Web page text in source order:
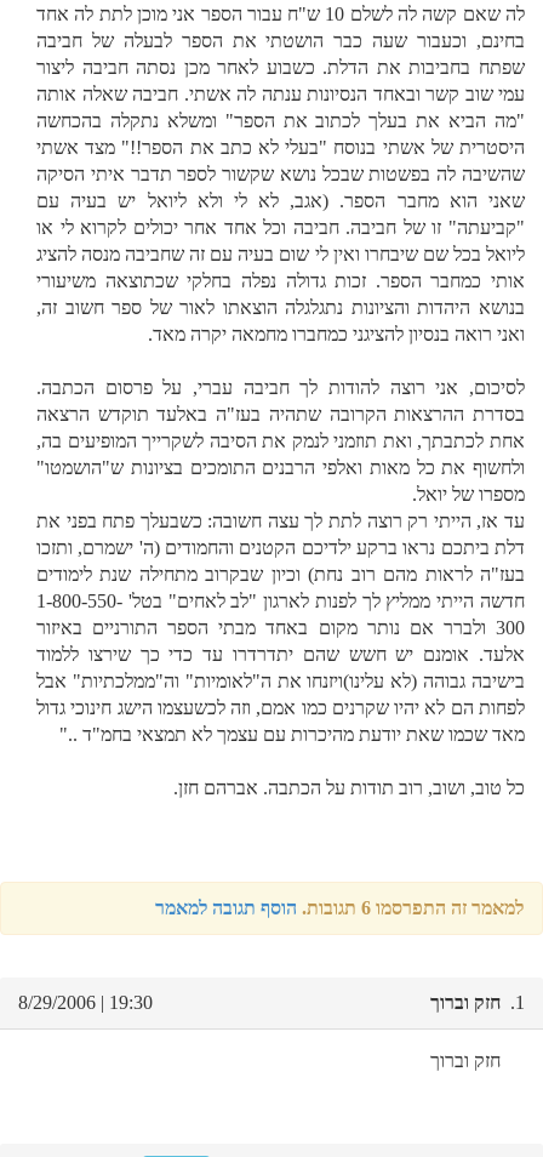
לה שאם קשה לה לשלם 10 ש"ח עבור הספר אני מוכן לתת לה אחד
בחינם, וכעבור שעה כבר הושטתי את הספר לבעלה של חביבה
שפתח בחביבות את הדלת. כשבוע לאחר מכן נסתה חביבה ליצור
עמי שוב קשר ובאחד הנסיונות ענתה לה אשתי. חביבה שאלה אותה
"מה הביא את בעלך לכתוב את הספר" ומשלא נתקלה בהכחשה
היסטרית של אשתי בנוסח "בעלי לא כתב את הספר!!" מצד אשתי
שהשיבה לה בפשטות שבכל נושא שקשור לספר תדבר איתי הסיקה
שאני הוא מחבר הספר. (אגב, לא לי ולא ליואל יש בעיה עם
"קביעתה" זו של חביבה. חביבה וכל אחד אחר יכולים לקרוא לי או
ליואל בכל שם שיבחרו ואין לי שום בעיה עם זה שחביבה מנסה להציג
אותי כמחבר הספר. זכות גדולה נפלה בחלקי שכתוצאה משיעורי
בנושא היהדות והציונות נתגלגלה הוצאתו לאור של ספר חשוב זה,
ואני רואה בנסיון להציגני כמחברו מחמאה יקרה מאד.
לסיכום, אני רוצה להודות לך חביבה עברי, על פרסום הכתבה.
בסדרת ההרצאות הקרובה שתהיה בעז"ה באלעד תוקדש הרצאה
אחת לכתבתך, ואת תוזמני לנמק את הסיבה לשקרייך המופיעים בה,
ולחשוף את כל מאות ואלפי הרבנים התומכים בציונות ש"הושמטו"
מספרו של יואל.
עד אז, הייתי רק רוצה לתת לך עצה חשובה: כשבעלך פתח בפני את
דלת ביתכם נראו ברקע ילדיכם הקטנים והחמודים (ה' ישמרם, ותזכו
בעז"ה לראות מהם רוב נחת) וכיון שבקרוב מתחילה שנת לימודים
חדשה הייתי ממליץ לך לפנות לארגון "לב לאחים" בטל' 1-800-550-
300 ולברר אם נותר מקום באחד מבתי הספר התורניים באיזור
אלעד. אומנם יש חשש שהם יתדרדרו עד כדי כך שירצו ללמוד
בישיבה גבוהה (לא עלינו)ויזנחו את ה"לאומיות" וה"ממלכתיות" אבל
לפחות הם לא יהיו שקרנים כמו אמם, וזה לכשעצמו הישג חינוכי גדול
מאד שכמו שאת יודעת מהיכרות עם עצמך לא תמצאי בחמ"ד .."
כל טוב, ושוב, רוב תודות על הכתבה. אברהם חזן.
למאמר זה התפרסמו 6 תגובות. הוסף תגובה למאמר
1. חזק וברוך 19:30 | 8/29/2006
חזק וברוך